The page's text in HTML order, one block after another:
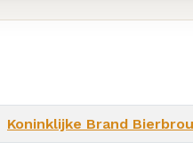
Koninklijke Brand